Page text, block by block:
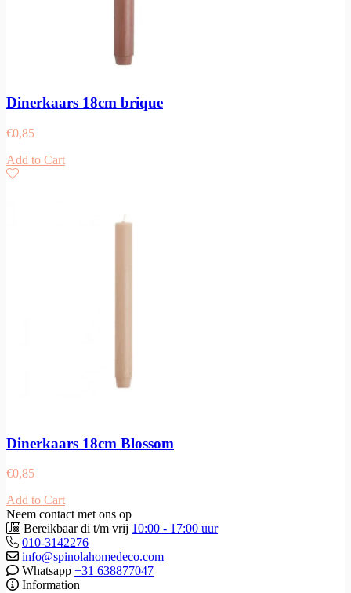
Dinerkaars 18cm brique
€0,85
Add to Cart
Dinerkaars 18cm Blossom
€0,85
Add to Cart
Neem contact met ons op
Bereikbaar di t/m vrij 10:00 - 17:00 uur
010-3142276
info@spinolahomedeco.com
Whatsapp +31 638877047
Information